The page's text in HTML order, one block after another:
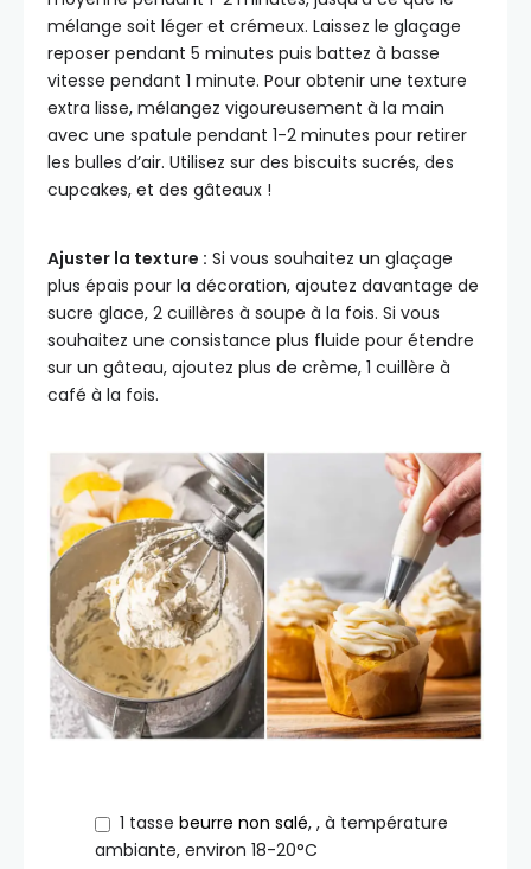
mélange soit léger et crémeux. Laissez le glaçage
reposer pendant 5 minutes puis battez à basse
vitesse pendant 1 minute. Pour obtenir une texture
extra lisse, mélangez vigoureusement à la main
avec une spatule pendant 1-2 minutes pour retirer
les bulles d’air. Utilisez sur des biscuits sucrés, des
cupcakes, et des gâteaux !
Ajuster la texture : Si vous souhaitez un glaçage
plus épais pour la décoration, ajoutez davantage de
sucre glace, 2 cuillères à soupe à la fois. Si vous
souhaitez une consistance plus fluide pour étendre
sur un gâteau, ajoutez plus de crème, 1 cuillère à
café à la fois.
1 tasse beurre non salé, , à température
ambiante, environ 18-20°C